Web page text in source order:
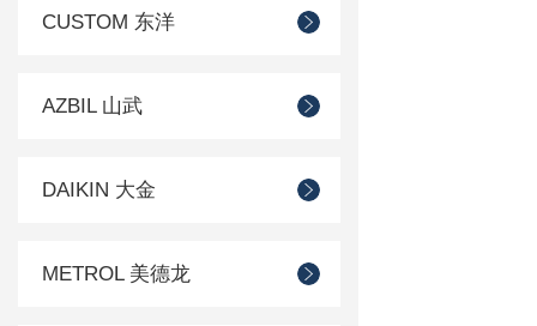
CUSTOM 东洋
AZBIL 山武
DAIKIN 大金
METROL 美德龙